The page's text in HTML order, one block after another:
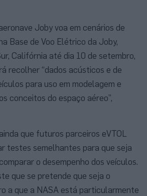
Joby voa em cenários de
Base de Voo Elétrico da Joby,
Califórnia até dia 10 de setembro,
recolher “dados acústicos e de
para uso em modelagem e
conceitos do espaço aéreo”,
que futuros parceiros eVTOL
testes semelhantes para que seja
o desempenho dos veículos.
que se pretende que seja o
a que a NASA está particularmente